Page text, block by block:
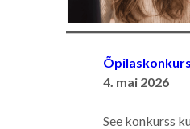
4. mai 2026
See konkurss